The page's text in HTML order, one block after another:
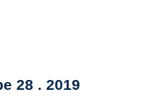
28 . 2019